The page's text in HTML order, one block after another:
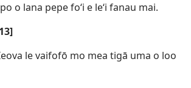
o lana pepe foʻi e leʻi fanau mai.
le vaifofō mo mea tigā uma o loo